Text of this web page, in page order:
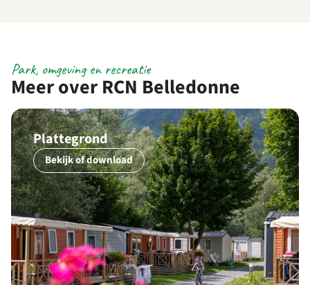
Meer over RCN Belledonne
Park, omgeving en recreatie
Plattegrond
Bekijk of download